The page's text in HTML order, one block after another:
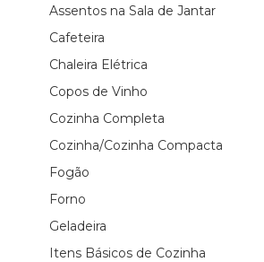
Assentos na Sala de Jantar
Cafeteira
Chaleira Elétrica
Copos de Vinho
Cozinha Completa
Cozinha/Cozinha Compacta
Fogão
Forno
Geladeira
Itens Básicos de Cozinha